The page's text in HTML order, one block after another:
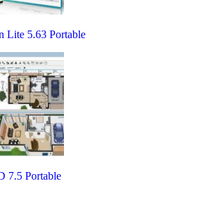
Lite 5.63 Portable
7.5 Portable